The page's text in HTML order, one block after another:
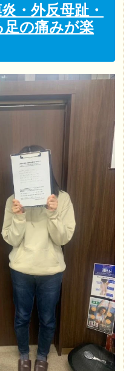
・外反母趾・
の痛みが楽